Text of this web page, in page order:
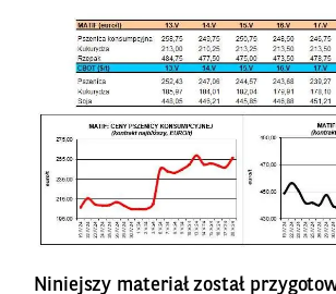
Niniejszy materiał został